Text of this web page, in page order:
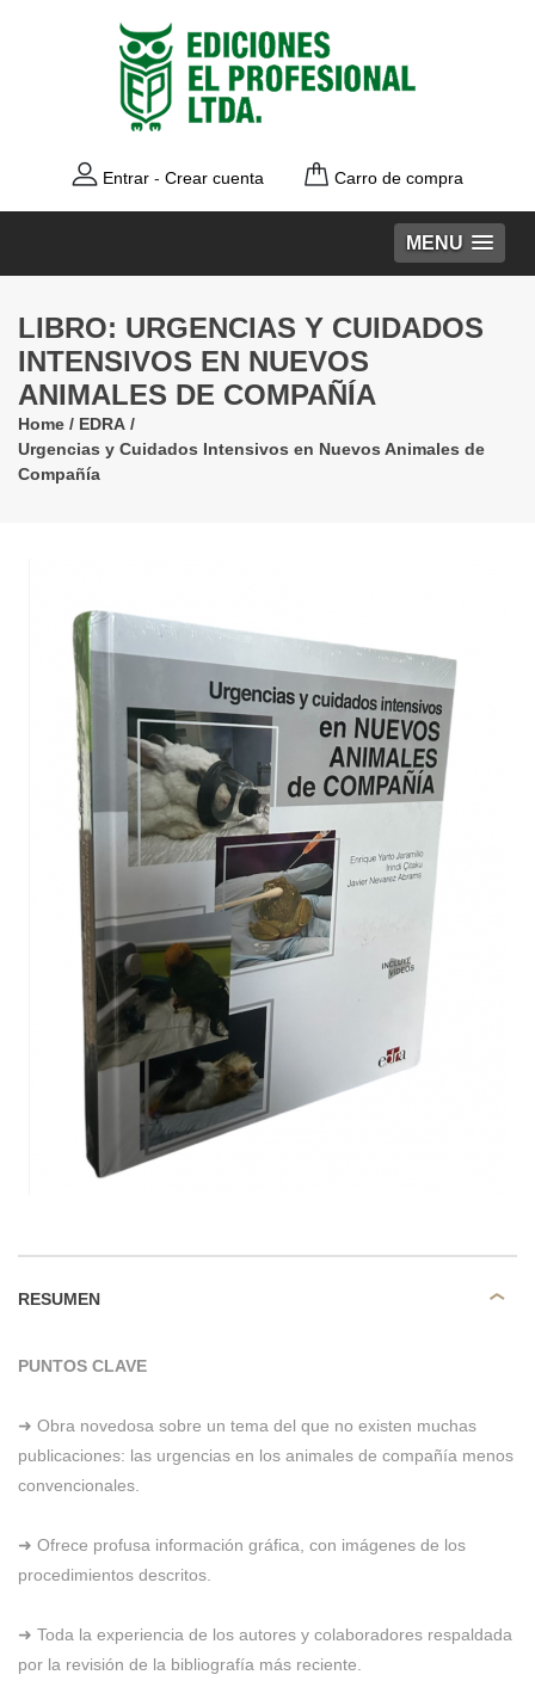
Entrar - Crear cuenta Carro de compra
MENU
LIBRO: URGENCIAS Y CUIDADOS
INTENSIVOS EN NUEVOS
ANIMALES DE COMPAÑÍA
Home / EDRA /
Urgencias y Cuidados Intensivos en Nuevos Animales de
Compañía
RESUMEN
PUNTOS CLAVE
➜ Obra novedosa sobre un tema del que no existen muchas
publicaciones: las urgencias en los animales de compañía menos
convencionales.
➜ Ofrece profusa información gráfica, con imágenes de los
procedimientos descritos.
➜ Toda la experiencia de los autores y colaboradores respaldada
por la revisión de la bibliografía más reciente.